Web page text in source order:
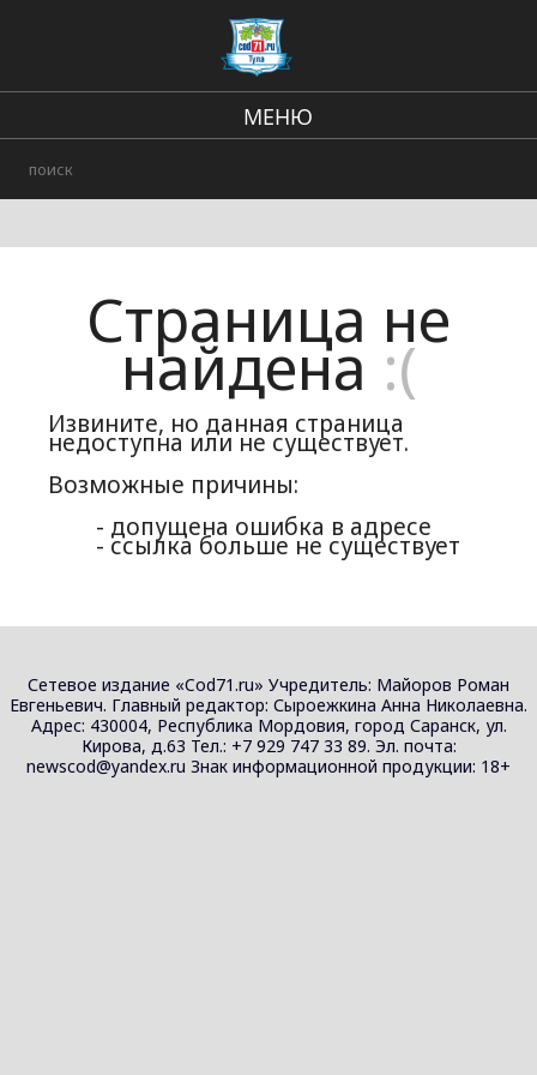
МЕНЮ
Городские события
Страница не
найдена :(
Извините, но данная страница
недоступна или не существует.
Возможные причины:
- допущена ошибка в адресе
- ссылка больше не существует
Сетевое издание «Cod71.ru» Учредитель: Майоров Роман
Евгеньевич. Главный редактор: Сыроежкина Анна Николаевна.
Адрес: 430004, Республика Мордовия, город Саранск, ул.
Кирова, д.63 Тел.: +7 929 747 33 89. Эл. почта:
newscod@yandex.ru Знак информационной продукции: 18+